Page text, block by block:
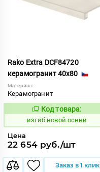
Rako Extra DCF84720
керамогранит 40x80
Материал:
Керамогранит
570690
Код товара:
изгиб новой осени
Цена
22 654 руб./шт
Заказ в 1 клик